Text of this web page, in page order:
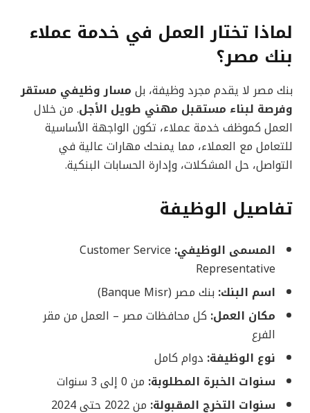
لماذا تختار العمل في خدمة عملاء
بنك مصر؟
بنك مصر لا يقدم مجرد وظيفة، بل مسار وظيفي مستقر
وفرصة لبناء مستقبل مهني طويل الأجل. من خلال
العمل كموظف خدمة عملاء، تكون الواجهة الأساسية
للتعامل مع العملاء، مما يمنحك مهارات عالية في
التواصل، حل المشكلات، وإدارة الحسابات البنكية.
تفاصيل الوظيفة
المسمى الوظيفي: Customer Service
Representative
اسم البنك: بنك مصر (Banque Misr)
مكان العمل: كل محافظات مصر – العمل من مقر
الفرع
نوع الوظيفة: دوام كامل
سنوات الخبرة المطلوبة: من 0 إلى 3 سنوات
سنوات التخرج المقبولة: من 2022 حتى 2024